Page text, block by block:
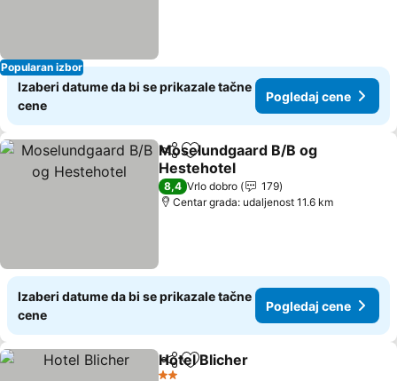
Popularan izbor
Izaberi datume da bi se prikazale tačne
cene
Pogledaj cene
Deli Dodati u favorite
Moselundgaard B/B og
Hestehotel
Pogledaj cene
8,4 Vrlo dobro
179
Centar grada: udaljenost 11.6 km
Izaberi datume da bi se prikazale tačne
cene
Pogledaj cene
Deli Dodati u favorite
Hotel Blicher